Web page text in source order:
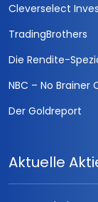
Cleverselect
TradingBrothers
Die Rendite-
NBC – No Brainer
Der Goldreport
Aktuelle